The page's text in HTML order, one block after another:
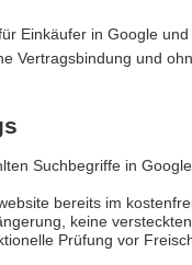
Einkäufer in Google
Vertragsbindung und
Suchbegriffe in
bereits im
keine versteckten
Prüfung vor